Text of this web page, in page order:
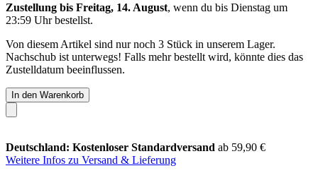
Zustellung bis Freitag, 14. August, wenn du bis Dienstag um
23:59 Uhrbestellst.
Von diesem Artikel sind nur noch 3 Stück in unserem Lager.
Nachschub ist unterwegs! Falls mehr bestellt wird, könnte dies das
Zustelldatum beeinflussen.
In den Warenkorb
Deutschland: Kostenloser Standardversand ab 59,90 €
Weitere Infos zu Versand & Lieferung